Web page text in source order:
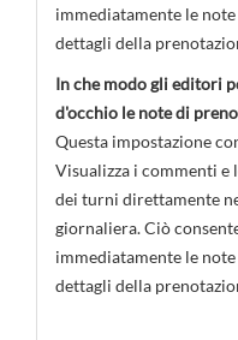
immediatamente le
dettagli della
In che modo gli editori
d'occhio le note di
Questa impostazione
Visualizza i commenti e
dei turni direttamente
giornaliera. Ciò
immediatamente le
dettagli della